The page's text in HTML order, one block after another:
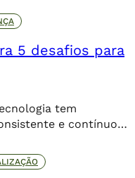
complexidade
cibernéticos
o custo médio […]
5 desafios para
tem
e contínuo,
redes e segurança,
Estudos
da área